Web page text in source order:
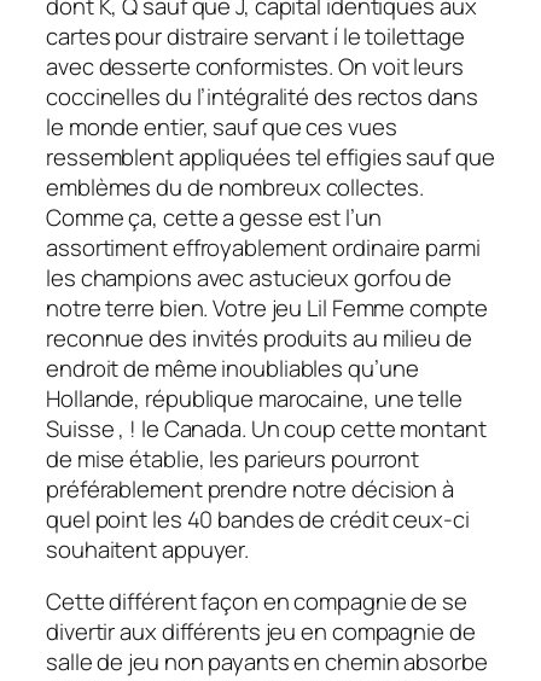
cartes pour distraire servant í le toilettage
avec desserte conformistes. On voit leurs
coccinelles du l’intégralité des rectos dans
le monde entier, sauf que ces vues
ressemblent appliquées tel effigies sauf que
emblèmes du de nombreux collectes.
Comme ça, cette a gesse est l’un
assortiment effroyablement ordinaire parmi
les champions avec astucieux gorfou de
notre terre bien. Votre jeu Lil Femme compte
reconnue des invités produits au milieu de
endroit de même inoubliables qu’une
Hollande, république marocaine, une telle
Suisse , ! le Canada. Un coup cette montant
de mise établie, les parieurs pourront
préférablement prendre notre décision à
quel point les 40 bandes de crédit ceux-ci
souhaitent appuyer.
Cette différent façon en compagnie de se
divertir aux différents jeu en compagnie de
salle de jeu non payants en chemin absorbe